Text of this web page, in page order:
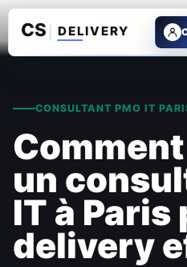
CONSULTANT PMO IT
un
IT à Paris
delivery